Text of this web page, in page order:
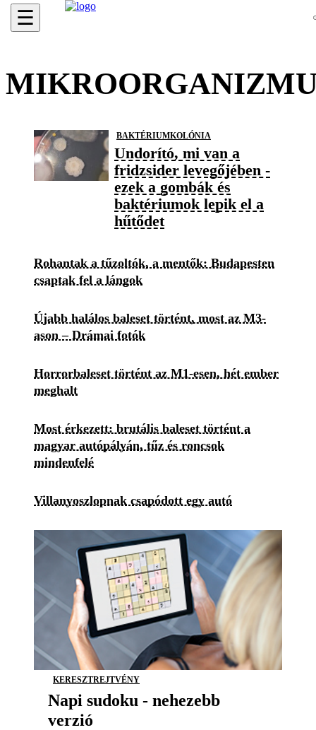
☰
BAKTÉRIUMKOLÓNIA
Undorító, mi van a
fridzsider levegőjében -
ezek a gombák és
baktériumok lepik el a
hűtődet
Rohantak a tűzoltók, a mentők: Budapesten
csaptak fel a lángok
Újabb halálos baleset történt, most az M3-
ason – Drámai fotók
Horrorbaleset történt az M1-esen, hét ember
meghalt
Most érkezett: brutális baleset történt a
magyar autópályán, tűz és roncsok
mindenfelé
Villanyoszlopnak csapódott egy autó
KERESZTREJTVÉNY
Napi sudoku - nehezebb
verzió